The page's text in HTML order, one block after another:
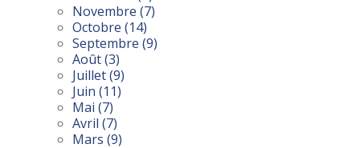
Novembre (7)
Octobre (14)
Septembre (9)
Août(3)
Juillet(9)
Juin (11)
Mai (7)
Avril (7)
Mars (9)